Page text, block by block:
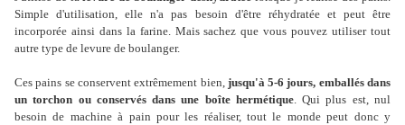
Simple d'utilisation, elle n'a pas besoin d'être réhydratée et peut être
incorporée ainsi dans la farine. Mais sachez que vous pouvez utiliser tout
autre type de levure de boulanger.
Ces pains se conservent extrêmement bien, jusqu'à 5-6 jours, emballés dans
un torchon ou conservés dans une boîte hermétique. Qui plus est, nul
besoin de machine à pain pour les réaliser, tout le monde peut donc y